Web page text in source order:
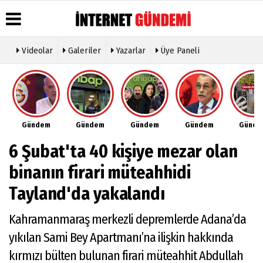
Üye Paneli
Haber
Arşivi
Gazete
Arşivi
Günün
Haberleri
Hava
Durumu
Gazete
Manşetleri
Anketler
Biyografiler
Köşe
Yazarları
Video
Galeri
Foto
Etkinlikler
Künye
İletişim
Çerez
Politikası
İlkeleri
Videolar Galeriler Yazarlar Üye Paneli
Gündem Gündem Gündem Gündem
6 Şubat'ta 40 kişiye mezar olan
binanın firari müteahhidi
Tayland'da yakalandı
Kahramanmaraş merkezli depremlerde Adana’da
yıkılan Sami Bey Apartmanı’na ilişkin hakkında
kırmızı bülten bulunan firari müteahhit Abdullah